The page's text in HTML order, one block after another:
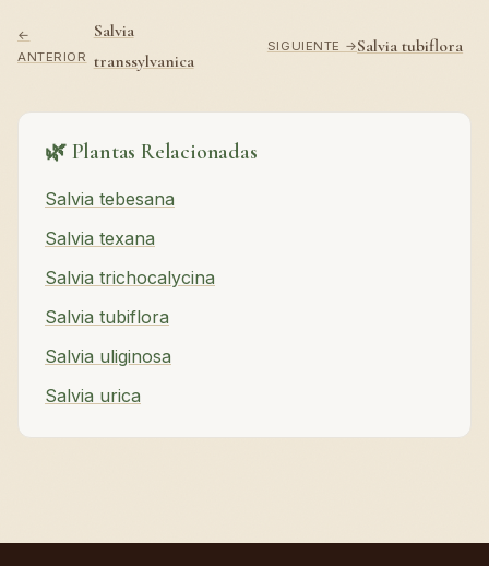
←
ANTERIOR
Salvia
transsylvanica
SIGUIENTE →Salvia tubiflora
🌿 Plantas Relacionadas
Salvia tebesana
Salvia texana
Salvia trichocalycina
Salvia tubiflora
Salvia uliginosa
Salvia urica